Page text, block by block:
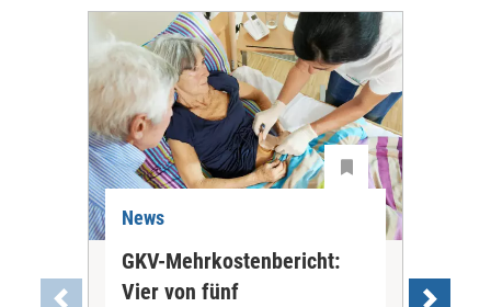
News
GKV-Mehrkostenbericht:
Vier von fünf